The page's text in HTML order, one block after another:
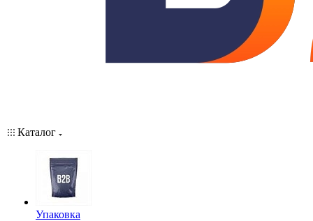
Каталог
Упаковка